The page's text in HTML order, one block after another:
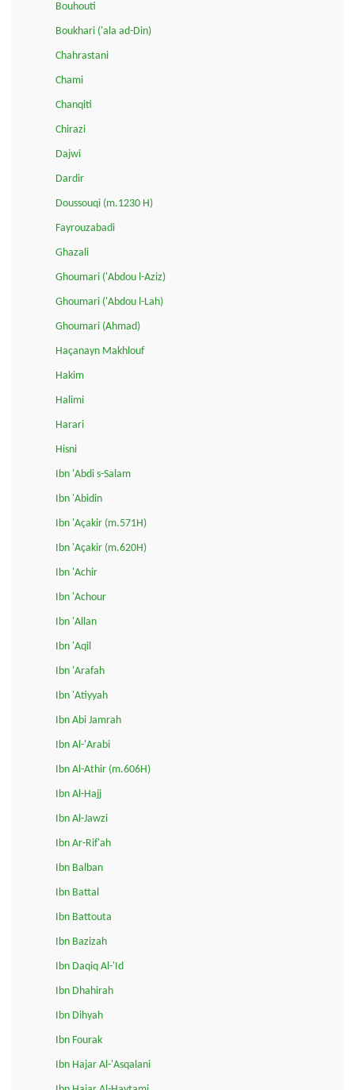
Bouhouti
Boukhari ('ala ad-Din)
Chahrastani
Chami
Chanqiti
Chirazi
Dajwi
Dardir
Doussouqi (m.1230 H)
Fayrouzabadi
Ghazali
Ghoumari ('Abdou l-Aziz)
Ghoumari ('Abdou l-Lah)
Ghoumari (Ahmad)
Haçanayn Makhlouf
Hakim
Halimi
Harari
Hisni
Ibn 'Abdi s-Salam
Ibn 'Abidin
Ibn 'Açakir (m.571H)
Ibn 'Açakir (m.620H)
Ibn 'Achir
Ibn 'Achour
Ibn 'Allan
Ibn 'Aqil
Ibn 'Arafah
Ibn 'Atiyyah
Ibn Abi Jamrah
Ibn Al-'Arabi
Ibn Al-Athir (m.606H)
Ibn Al-Hajj
Ibn Al-Jawzi
Ibn Ar-Rif'ah
Ibn Balban
Ibn Battal
Ibn Battouta
Ibn Bazizah
Ibn Daqiq Al-'Id
Ibn Dhahirah
Ibn Dihyah
Ibn Fourak
Ibn Hajar Al-'Asqalani